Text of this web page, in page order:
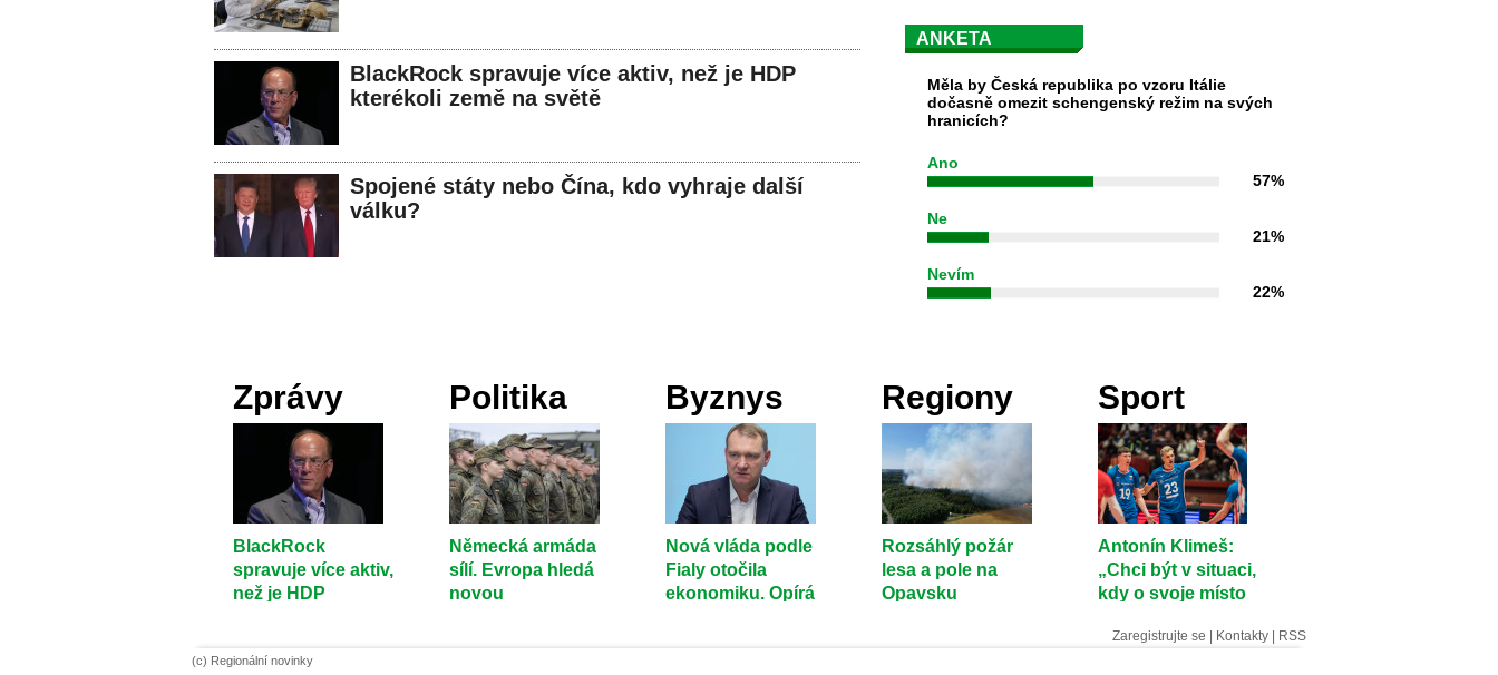
BlackRock spravuje více aktiv, než je HDP
kterékoli země na světě
Spojené státy nebo Čína, kdo vyhraje další
válku?
ANKETA
Měla by Česká republika po vzoru Itálie
dočasně omezit schengenský režim na svých
hranicích?
Ano
57%
Ne
21%
Nevím
22%
Zprávy
BlackRock
spravuje více aktiv,
než je HDP
Politika
Německá armáda
sílí. Evropa hledá
novou
Byznys
Nová vláda podle
Fialy otočila
ekonomiku. Opírá
Regiony
Rozsáhlý požár
lesa a pole na
Opavsku
Sport
Antonín Klimeš:
„Chci být v situaci,
kdy o svoje místo
Zaregistrujte se Kontakty RSS
(c) Regionální novinky